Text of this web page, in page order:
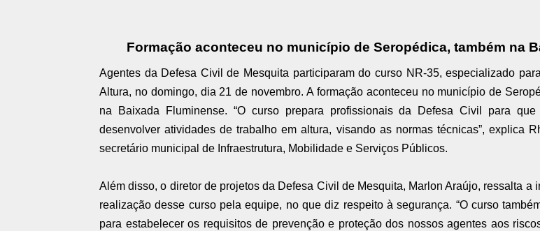
Formação aconteceu no município de Seropédica, também na
Agentes da Defesa Civil de Mesquita participaram do curso NR-35, especializado
Altura, no domingo, dia 21 de novembro. A formação aconteceu no município de
na Baixada Fluminense. “O curso prepara profissionais da Defesa Civil para
desenvolver atividades de trabalho em altura, visando as normas técnicas”, explica
secretário municipal de Infraestrutura, Mobilidade e Serviços Públicos.
Além disso, o diretor de projetos da Defesa Civil de Mesquita, Marlon Araújo, ressalta a
realização desse curso pela equipe, no que diz respeito à segurança. “O curso
para estabelecer os requisitos de prevenção e proteção dos nossos agentes aos